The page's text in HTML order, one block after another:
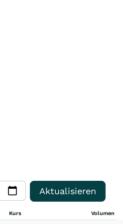
Aktualisieren
Kurs Volumen